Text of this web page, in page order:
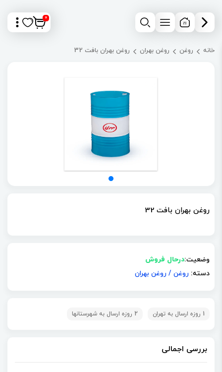
0
خانه روغن روغن بهران روغن بهران بافت 32
روغن بهران بافت 32
وضعیت:درحال فروش
دسته: روغن / روغن بهران
1 روزه ارسال به تهران 2 روزه ارسال به شهرستانها
بررسی اجمالی